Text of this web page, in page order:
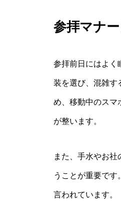
参拝マナ
参拝前日にはよく
装を選び、混雑す
め、移動中のスマ
が整います。
また、手水やお
うことが重要で
言われています。